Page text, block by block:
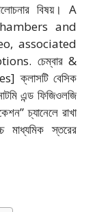
বিষয়। A
and
associated
চেম্বার &
ক্লাসটি বেসিক
এন্ড ফিজিওলজি
চ্যানেলে রাখা
মাধ্যমিক স্তরের